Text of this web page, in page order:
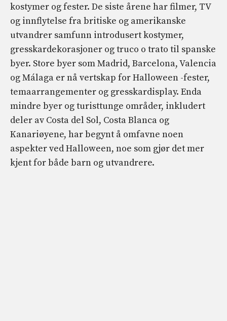
kostymer og fester. De siste årene har filmer, TV
og innflytelse fra britiske og amerikanske
utvandrer samfunn introdusert kostymer,
gresskardekorasjoner og truco o trato til spanske
byer. Store byer som Madrid, Barcelona, ​​Valencia
og Málaga er nå vertskap for Halloween -fester,
temaarrangementer og gresskardisplay. Enda
mindre byer og turisttunge områder, inkludert
deler av Costa del Sol, Costa Blanca og
Kanariøyene, har begynt å omfavne noen
aspekter ved Halloween, noe som gjør det mer
kjent for både barn og utvandrere.